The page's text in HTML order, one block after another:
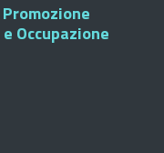
Occupazione